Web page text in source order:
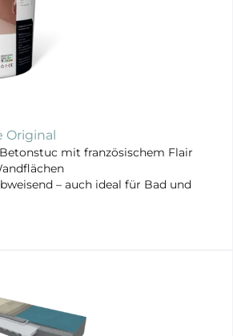
Original
mit französischem Flair
– auch ideal für Bad und